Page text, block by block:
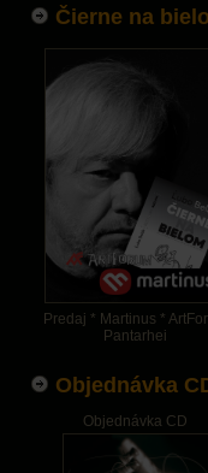
Čierne na
Predaj * Martinus *
Pantarhei
Objednávka
Objednávka CD